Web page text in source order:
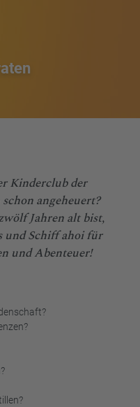
Kinderclub der
angeheuert?
Jahren alt bist,
und Schiff ahoi für
und Abenteuer!